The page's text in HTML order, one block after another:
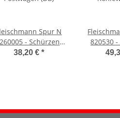
Spur N
- Schürzen-
Postwagen (DB)
38,20 € *
820530